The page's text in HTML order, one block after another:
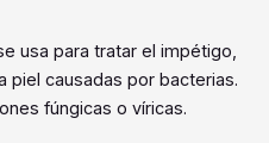
usa para tratar el impétigo,
piel causadas por bacterias.
fúngicas o víricas.